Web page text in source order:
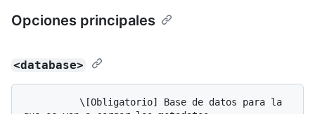
Opciones principales
<database>